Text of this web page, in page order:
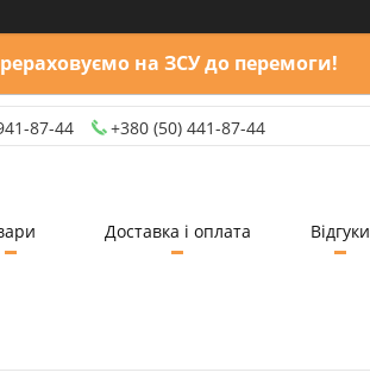
на ЗСУ до перемоги!
87-44 +380 (50) 441-87-44
Доставка і оплата Відгуки